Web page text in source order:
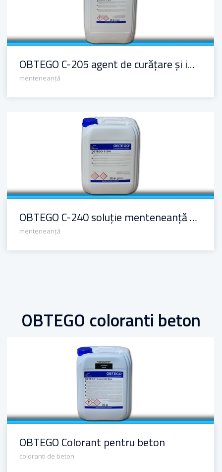
OBTEGO C-205 agent de curățare și impregnare pentru beton
menteneanță
OBTEGO C-240 soluție menteneanță pentru beton
menteneanță
OBTEGO coloranti beton
OBTEGO Colorant pentru beton
OBTEGO Colorant pentru beton
coloranti de beton